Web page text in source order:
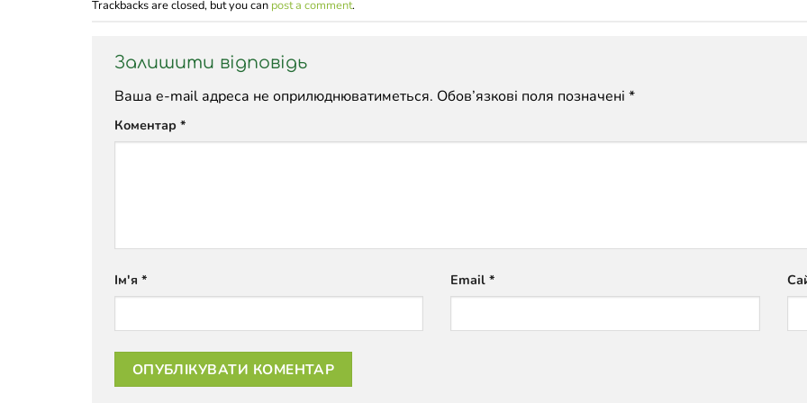
Trackbacks are closed, but you can post a comment.
Залишити відповідь
Ваша e-mail адреса не оприлюднюватиметься. Обов’язкові поля позначені *
Коментар *
Ім'я * Email*